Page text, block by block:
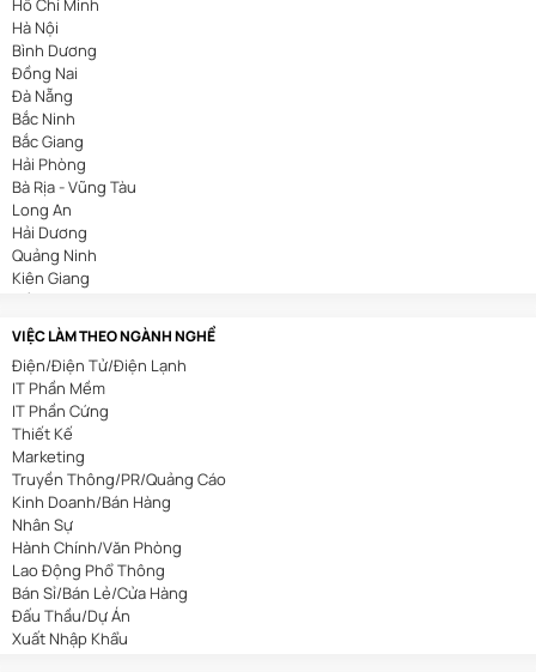
Hồ Chí Minh
Hà Nội
Bình Dương
Đồng Nai
Đà Nẵng
Bắc Ninh
Bắc Giang
Hải Phòng
Bà Rịa - Vũng Tàu
Long An
Hải Dương
Quảng Ninh
Kiên Giang
Cần Thơ
VIỆC LÀM THEO NGÀNH NGHỀ
Điện/Điện Tử/Điện Lạnh
IT Phần Mềm
IT Phần Cứng
Thiết Kế
Marketing
Truyền Thông/PR/Quảng Cáo
Kinh Doanh/Bán Hàng
Nhân Sự
Hành Chính/Văn Phòng
Lao Động Phổ Thông
Bán Sỉ/Bán Lẻ/Cửa Hàng
Đấu Thầu/Dự Án
Xuất Nhập Khẩu